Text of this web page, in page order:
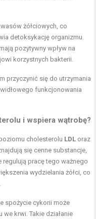
żółciowych, co
detoksykację organizmu.
pozytywny wpływ na
korzystnych bakterii.
przyczynić się do utrzymania
funkcjonowania
i wspiera wątrobę?
cholesterolu LDL oraz
się cenne substancje,
regulują pracę tego ważnego
wydzielania żółci, co
spożycie cykorii może
krwi. Takie działanie